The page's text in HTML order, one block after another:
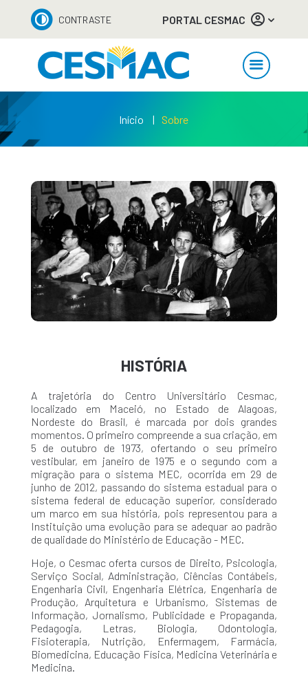
CONTRASTE PORTAL CESMAC
Início Sobre
HISTÓRIA
A trajetória do Centro Universitário Cesmac,
localizado em Maceió, no Estado de Alagoas,
Nordeste do Brasil, é marcada por dois grandes
momentos. O primeiro compreende a sua criação, em
5 de outubro de 1973, ofertando o seu primeiro
vestibular, em janeiro de 1975 e o segundo com a
migração para o sistema MEC, ocorrida em 29 de
junho de 2012, passando do sistema estadual para o
sistema federal de educação superior, considerado
um marco em sua história, pois representou para a
Instituição uma evolução para se adequar ao padrão
de qualidade do Ministério de Educação - MEC.
Hoje, o Cesmac oferta cursos de Direito, Psicologia,
Serviço Social, Administração, Ciências Contábeis,
Engenharia Civil, Engenharia Elétrica, Engenharia de
Produção, Arquitetura e Urbanismo, Sistemas de
Informação, Jornalismo, Publicidade e Propaganda,
Pedagogia, Letras, Biologia, Odontologia,
Fisioterapia, Nutrição, Enfermagem, Farmácia,
Biomedicina, Educação Física, Medicina Veterinária e
Medicina.